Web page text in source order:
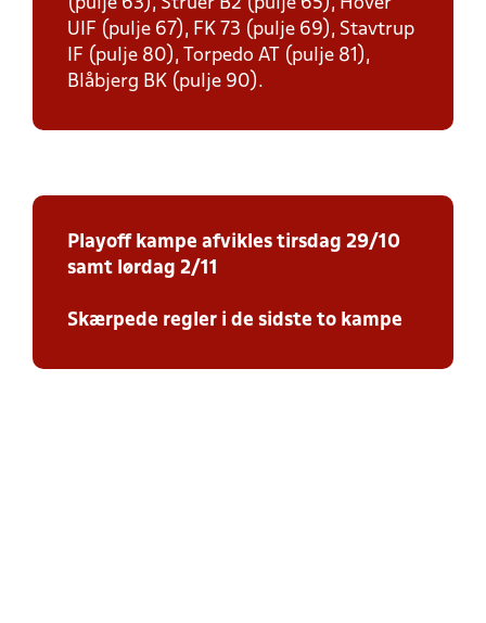
(pulje 63), Struer B2 (pulje 65), Hover
UIF (pulje 67), FK 73 (pulje 69), Stavtrup
IF (pulje 80), Torpedo AT (pulje 81),
Blåbjerg BK (pulje 90).
Playoff kampe afvikles tirsdag 29/10
samt lørdag 2/11
Skærpede regler i de sidste to kampe